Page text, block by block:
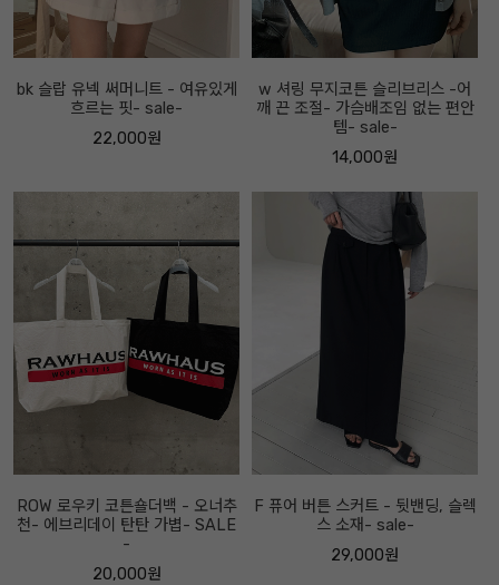
bk 슬랍 유넥 써머니트 - 여유있게
흐르는 핏- sale-
22,000원
w 셔링 무지코튼 슬리브리스 -어
깨 끈 조절- 가슴배조임 없는 편안
템- sale-
14,000원
ROW 로우키 코튼숄더백 - 오너추
천- 에브리데이 탄탄 가볍- SALE
-
20,000원
F 퓨어 버튼 스커트 - 뒷밴딩, 슬렉
스 소재- sale-
29,000원